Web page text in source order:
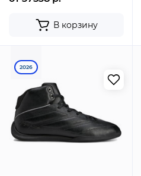
В корзину
2026